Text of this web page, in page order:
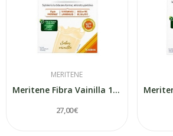
MERITENE
Meritene Fibra Vainilla 14 Sobres
27,00 €